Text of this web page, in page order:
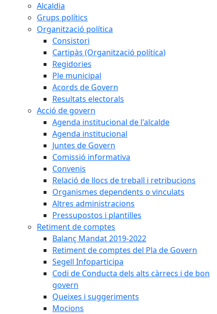
Alcaldia
Grups polítics
Organització política
Consistori
Cartipàs (Organització política)
Regidories
Ple municipal
Acords de Govern
Resultats electorals
Acció de govern
Agenda institucional de l'alcalde
Agenda institucional
Juntes de Govern
Comissió informativa
Convenis
Relació de llocs de treball i retribucions
Organismes dependents o vinculats
Altres administracions
Pressupostos i plantilles
Retiment de comptes
Balanç Mandat 2019-2022
Retiment de comptes del Pla de Govern
Segell Infoparticipa
Codi de Conducta dels alts càrrecs i de bon
govern
Queixes i suggeriments
Mocions